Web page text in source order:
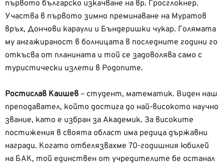
първото българско изкачване на вр. Гросглокнер.
Участва в първото зимно преминаване на Муратов
връх, Дончови караули и Бъндеришки чукар. Голямата
му ангажираност в болницата в последните години го
откъсва от планината и той се задоволява само с
туристически излети в Родопите.
Ростислав Каишев – студент, математик. Виден наш
преподавател, който достига до най-високото научно
звание, като е избран за Академик. За високите
постижения в своята област има редица държавни
награди. Когато отбелязвахме 70-годишния юбилей
на БАК, той единствен от учредителите бе останал